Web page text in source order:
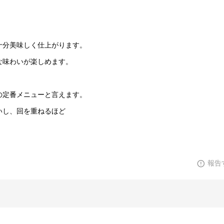
美味しく仕上がります。
わいが楽しめます。
番メニューと言えます。
、回を重ねるほど
報告